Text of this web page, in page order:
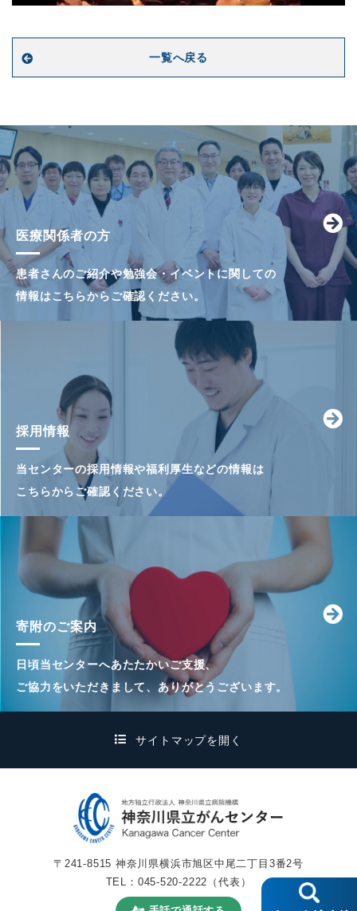
開設 等
Vol.62 平成28年2月
「膵臓がん・胆道がん
市民公開講座「肺が
手術看護について 等
Vol.61 平成27年10月
重粒子線治療の開始に
ベトナムからの研修
終えて－」
平成26年度患者満足
あゆみ園のカブトム
県立がんセンター総長
新任の紹介
大腸がんの遺伝子診断
第29回日本がん看護
平成27年2月
診療情報公開サービ
がん患者さんへの就
ESMO 2014 に参加し
新しいがんセンター
Vol.58 平成26年10月
ベトナムダナン癌病
第29回日本がん看護
新しいがんセンター部
患者満足度調査の結
平成26年 6月
就任のご挨拶
新任紹介 等
平成26年 3月
新しいがんセンター部
学会報告
神奈川県保健衛生表
新病院移転に向けて
一覧へ戻る
医療関係者の方
患者さんのご紹介や勉強会・イベントに関しての
情報はこちらからご確認ください。
採用情報
当センターの採用情報や福利厚生などの情報は
こちらからご確認ください。
寄附のご案内
日頃当センターへあたたかいご支援、
ご協力をいただきまして、ありがとうございます。
サイトマップを開く
〒241-8515 神奈川県横浜市旭区中尾二丁目3番2号
TEL： 045-520-2222 （代表）